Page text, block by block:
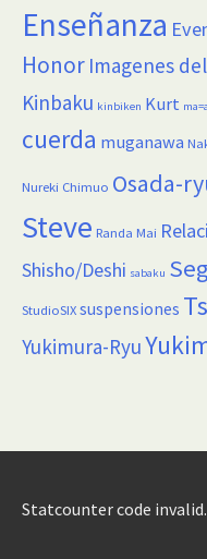
Enseñanza
Honor Imagenes
Kinbaku kinbiken Kurt
cuerda muganawa
Nureki Chimuo Osada-
Steve Randa Mai
Shisho/Deshi sabaku
StudioSIX suspensiones
Yukimura-Ryu
Statcounter code